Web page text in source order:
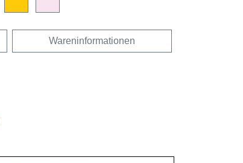
Wareninformationen